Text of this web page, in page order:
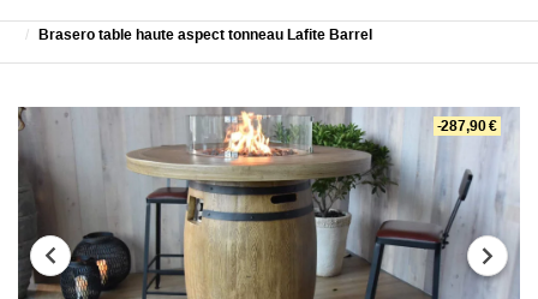
Brasero table haute aspect tonneau Lafite Barrel
-287,90 €